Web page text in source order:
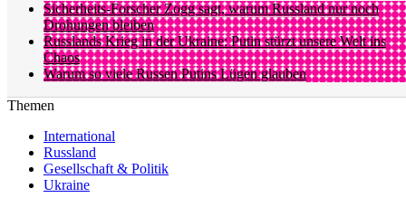
Sicherheits-Forscher Zogg sagt, warum Russland nur noch
Drohungen bleiben
Russlands Krieg in der Ukraine: Putin stürzt unsere Welt ins
Chaos
Warum so viele Russen Putins Lügen glauben
Themen
International
Russland
Gesellschaft & Politik
Ukraine